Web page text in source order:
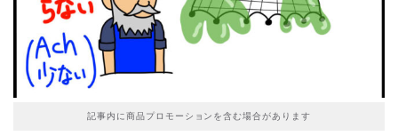
記事内に商品プロモーションを含む場合があります